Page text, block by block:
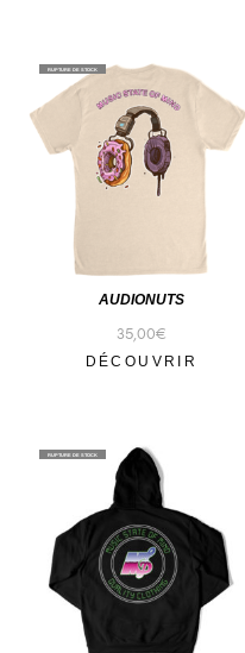
RUPTURE DE STOCK
AUDIONUTS
35,00€
DÉCOUVRIR
RUPTURE DE STOCK